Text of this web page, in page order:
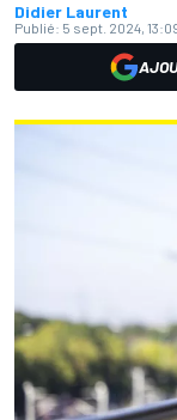
Didier Laurent
Publié: 5 sept. 2024,